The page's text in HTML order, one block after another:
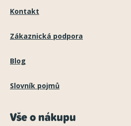
Kontakt
Zákaznická podpora
Blog
Slovník pojmů
Vše o nákupu